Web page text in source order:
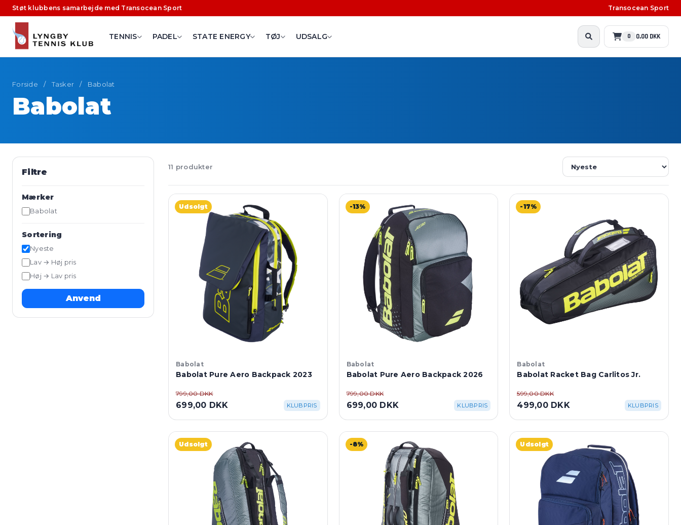
Støt klubbens samarbejde med Transocean Sport Transocean Sport
TENNIS PADEL STATE ENERGY TØJ UDSALG 0 0,00 DKK
Forside / Tasker / Babolat
Babolat
Filtre
Mærker
Babolat
Sortering
Nyeste
Lav → Høj pris
Høj → Lav pris
Anvend
11 produkter
Udsolgt
Babolat
Babolat Pure Aero Backpack 2023
799,00 DKK
699,00 DKK KLUBPRIS
-13%
Babolat
Babolat Pure Aero Backpack 2026
799,00 DKK
699,00 DKK KLUBPRIS
-17%
Babolat
Babolat Racket Bag Carlitos Jr.
599,00 DKK
499,00 DKK KLUBPRIS
Udsolgt -8% Udsolgt